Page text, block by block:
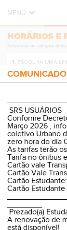
MENU
HORÁRIOS E ROTAS
DÚVIDAS
SRS USUÁRIOS
Conforme
Março 2026 ,
coletivo Urbano
zero hora do dia
As tarifas terão
Tarifa no ônibus
Cartão vale
Cartão Vale
Cartão
Cartão Estudante
Prezado(a)
A renovação de
está disponível!
HORÁRIOS E
Selecione os campos
1. ESCOLHA UMA
2.ESCOLHA A
3.ESCOLHA O
© Sistema Integrado